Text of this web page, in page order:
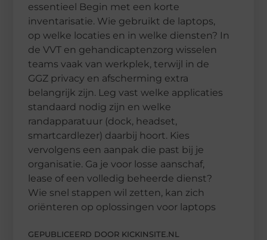
essentieel Begin met een korte
inventarisatie. Wie gebruikt de laptops,
op welke locaties en in welke diensten? In
de VVT en gehandicaptenzorg wisselen
teams vaak van werkplek, terwijl in de
GGZ privacy en afscherming extra
belangrijk zijn. Leg vast welke applicaties
standaard nodig zijn en welke
randapparatuur (dock, headset,
smartcardlezer) daarbij hoort. Kies
vervolgens een aanpak die past bij je
organisatie. Ga je voor losse aanschaf,
lease of een volledig beheerde dienst?
Wie snel stappen wil zetten, kan zich
oriënteren op oplossingen voor laptops
GEPUBLICEERD DOOR KICKINSITE.NL